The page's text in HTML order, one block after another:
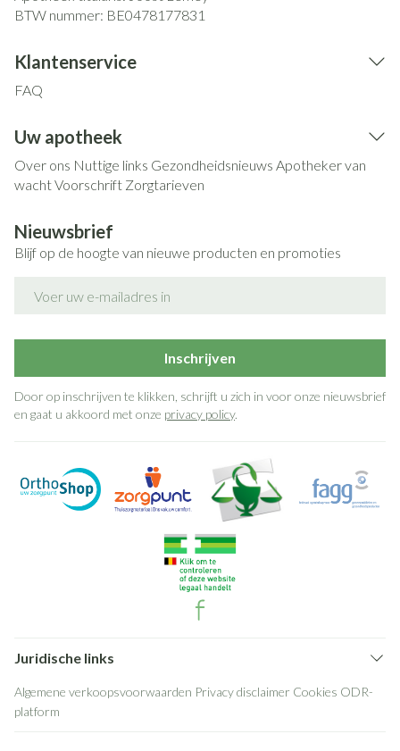
BTW nummer: BE0478177831
Klantenservice
FAQ
Uw apotheek
Over ons Nuttige links Gezondheidsnieuws Apotheker van
wachtVoorschrift Zorgtarieven
Nieuwsbrief
Blijf op de hoogte van nieuwe producten en promoties
Inschrijven
Door op inschrijven te klikken, schrijft u zich in voor onze nieuwsbrief
en gaat u akkoord met onze privacy policy.
Juridische links
Algemene verkoopsvoorwaarden Privacy disclaimer Cookies ODR-
platform